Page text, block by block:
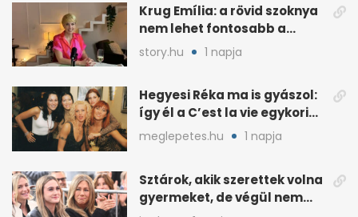
Krug Emília: a rövid szoknya
nem lehet fontosabb a
kérdéseimnél
story.hu 1 napja
Hegyesi Réka ma is gyászol:
így él a C’est la vie egykori
énekesnője
meglepetes.hu 1 napja
Sztárok, akik szerettek volna
gyermeket, de végül nem